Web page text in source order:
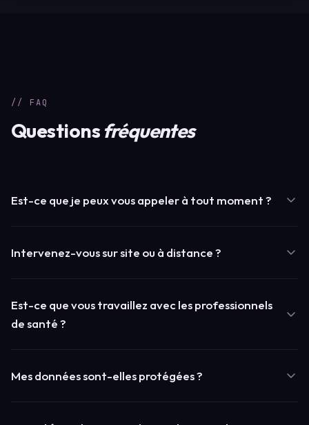
// FAQ
Questionsfréquentes
Est-ce que je peux vous appeler à tout moment ?
pouvez nous contacter par téléphone, email ou prise en main
Intervenez-vous sur site ou à distance ?
Pour les urgences, nous privilégions la télémaintenance pour
une réponse rapide.
Est-ce que vous travaillez avec les professionnels
de santé ?
médicales. Nous maîtrisons Ortholeader, 3Shape et les
Mes données sont-elles protégées ?